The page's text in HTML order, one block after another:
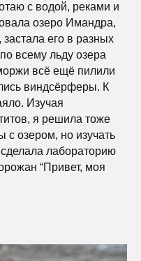
с водой, реками и
озеро Имандра,
его в разных
всему льду озера
всё ещё пилили
виндсёрферы. К
Изучая
я решила тоже
с озером, но изучать
лабораторию
“Привет, моя